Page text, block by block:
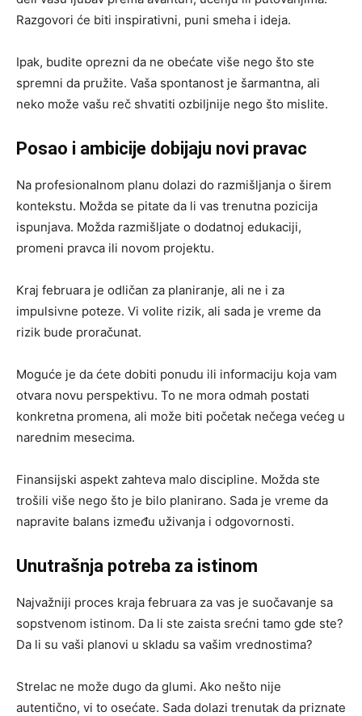
Razgovori će biti inspirativni, puni smeha i ideja.
Ipak, budite oprezni da ne obećate više nego što ste
spremni da pružite. Vaša spontanost je šarmantna, ali
neko može vašu reč shvatiti ozbiljnije nego što mislite.
Posao i ambicije dobijaju novi pravac
Na profesionalnom planu dolazi do razmišljanja o širem
kontekstu. Možda se pitate da li vas trenutna pozicija
ispunjava. Možda razmišljate o dodatnoj edukaciji,
promeni pravca ili novom projektu.
Kraj februara je odličan za planiranje, ali ne i za
impulsivne poteze. Vi volite rizik, ali sada je vreme da
rizik bude proračunat.
Moguće je da ćete dobiti ponudu ili informaciju koja vam
otvara novu perspektivu. To ne mora odmah postati
konkretna promena, ali može biti početak nečega većeg u
narednim mesecima.
Finansijski aspekt zahteva malo discipline. Možda ste
trošili više nego što je bilo planirano. Sada je vreme da
napravite balans između uživanja i odgovornosti.
Unutrašnja potreba za istinom
Najvažniji proces kraja februara za vas je suočavanje sa
sopstvenom istinom. Da li ste zaista srećni tamo gde ste?
Da li su vaši planovi u skladu sa vašim vrednostima?
Strelac ne može dugo da glumi. Ako nešto nije
autentično, vi to osećate. Sada dolazi trenutak da priznate